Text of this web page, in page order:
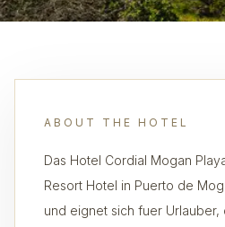
ABOUT THE HOTEL
Das Hotel Cordial Mogan
Resort Hotel in Puerto de
und eignet sich fuer Urlauber,